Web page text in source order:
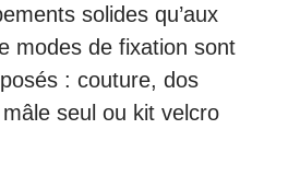
solides qu’aux
modes de fixation sont
: couture, dos
seul ou kit velcro